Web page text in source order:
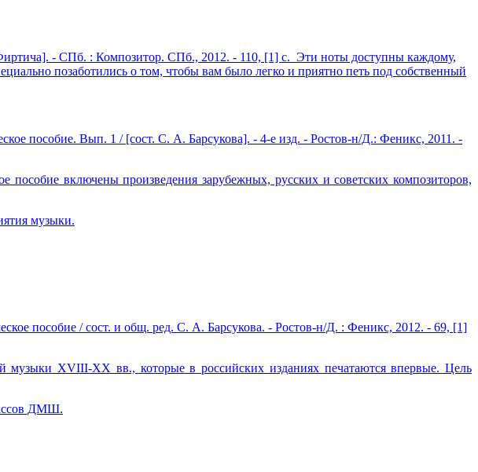
- СПб. : Композитор. СПб., 2012. - 110, [1] с. Эти ноты доступны каждому,
позаботились о том, чтобы вам было легко и приятно петь под собственный
пособие. Вып. 1 / [сост. С. А. Барсукова]. - 4-е изд. - Ростов-н/Д.: Феникс, 2011. -
пособие включены произведения зарубежных, русских и советских композиторов,
музыки.
пособие / сост. и общ. ред. С. А. Барсукова. - Ростов-н/Д. : Феникс, 2012. - 69, [1]
музыки XVIII-XX вв., которые в российских изданиях печатаются впервые. Цель
ДМШ.